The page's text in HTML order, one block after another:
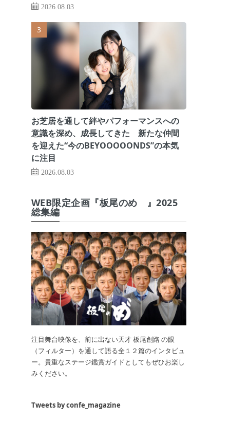
2026.08.03
お芝居を通して絆やパフォーマンスへの
意識を深め、成長してきた 新たな仲間
を迎えた“今のBEYOOOOONDS”の本気
に注目
2026.08.03
WEB限定企画『板尾のめ゙』2025
総集編
注目舞台映像を、前に出ない天才 板尾創路 の眼
（フィルター）を通して語る全１２篇のインタビュ
ー。貴重なステージ鑑賞ガイドとしてもぜひお楽し
みください。
Tweets by confe_magazine